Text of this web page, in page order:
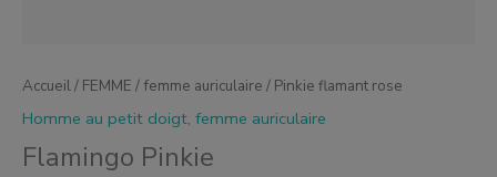
Accueil/ FEMME /femme auriculaire / Pinkie flamant rose
Homme au petit doigt, femme auriculaire
Flamingo Pinkie